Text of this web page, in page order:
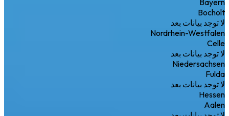
Bocholt
لا توجد بيانات بعد
Nordrhein-Westfalen
Celle
لا توجد بيانات بعد
Niedersachsen
Fulda
لا توجد بيانات بعد
Hessen
Aalen